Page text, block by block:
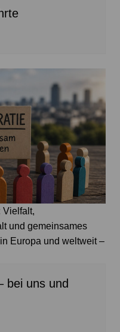
Vielfalt,
und gemeinsames
Europa und weltweit –
bei uns und